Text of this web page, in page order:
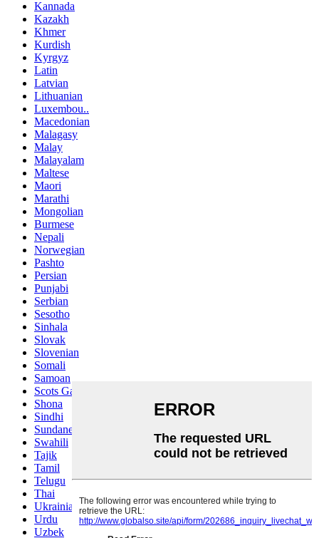
Kannada
Kazakh
Khmer
Kurdish
Kyrgyz
Latin
Latvian
Lithuanian
Luxembou..
Macedonian
Malagasy
Malay
Malayalam
Maltese
Maori
Marathi
Mongolian
Burmese
Nepali
Norwegian
Pashto
Persian
Punjabi
Serbian
Sesotho
Sinhala
Slovak
Slovenian
Somali
Samoan
Scots Gaelic
Shona
Sindhi
Sundanese
Swahili
Tajik
Tamil
Telugu
Thai
Ukrainian
Urdu
Uzbek